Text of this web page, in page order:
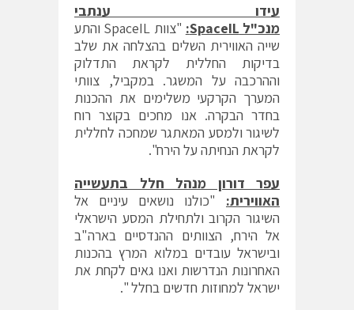
עידו ענתבי
מנכ"ל SpaceIL
:
"צוות SpaceIL והתע
שייה האווירית השלים בהצלחה את שלב
בדיקות החללית לקראת התדלוק
וההרכבה על המשגר. במקביל, צוותי
המערך הקרקעי משלימים את ההכנות
בחדר הבקרה. אנו מחכים בקוצר רוח
לשיגור ולמסע המאתגר שמחכה לחללית
לקראת הנחיתה על הירח".
עפר דורון מנהל חלל בתעשייה
האווירית: "כולנו נושאים עיניים אל
השיגור הקרוב ולתחילת המסע הישראלי
אל הירח, הצוותים ההנדסיים בארה"ב
ובישראל עובדים במלוא המרץ בהכנות
האחרונות הנדרשות ואנו גאים לקחת את
ישראל למחוזות חדשים בחלל ".